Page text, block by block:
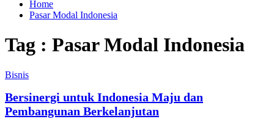
Home
Pasar Modal Indonesia
Tag : Pasar Modal Indonesia
Bisnis
Bersinergi untuk Indonesia Maju dan
Pembangunan Berkelanjutan